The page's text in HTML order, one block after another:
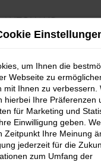
Fahrzeugmarkt
um Ihnen die
Webseite zu
mit Ihnen zu verbessern.
hierbei Ihre Präferenzen
für Marketing und
Einwilligung geben.
Zeitpunkt Ihre Meinung
jederzeit für die
zum Umfang der